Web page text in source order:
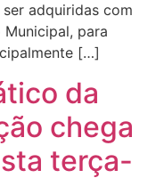
adquiridas com
para
[…]
da
chega
terça-